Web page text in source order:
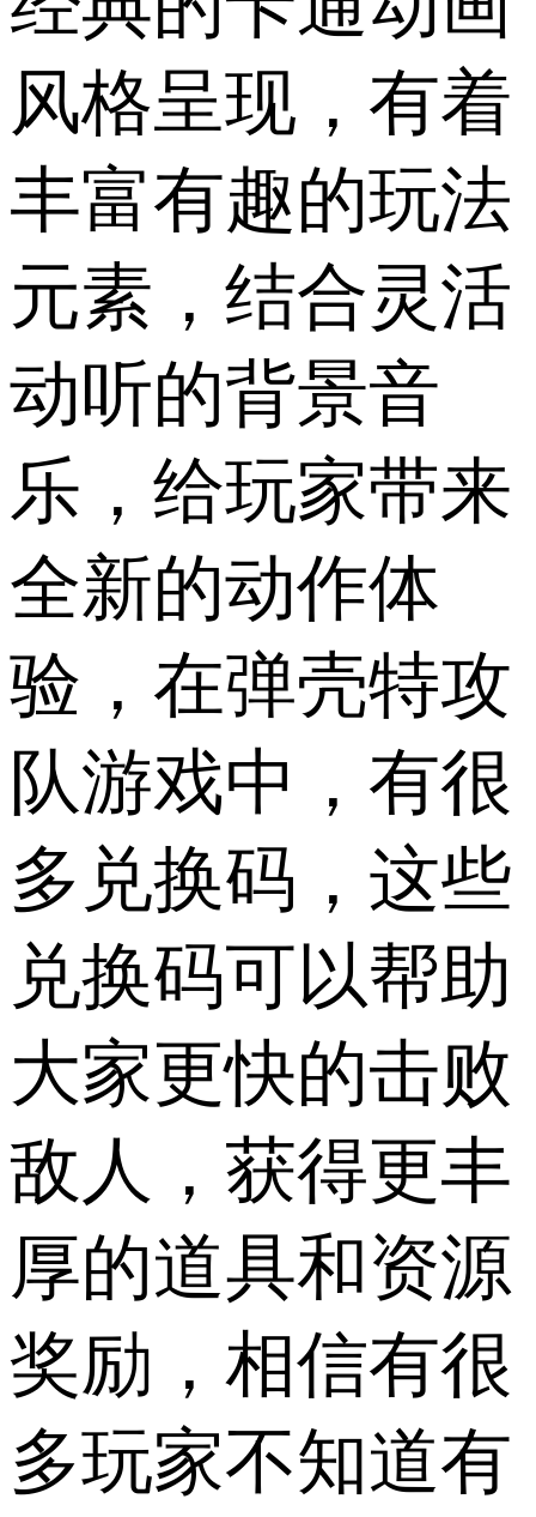
风格呈现，有着
丰富有趣的玩法
元素，结合灵活
动听的背景音
乐，给玩家带来
全新的动作体
验，在弹壳特攻
队游戏中，有很
多兑换码，这些
兑换码可以帮助
大家更快的击败
敌人，获得更丰
厚的道具和资源
奖励，相信有很
多玩家不知道有